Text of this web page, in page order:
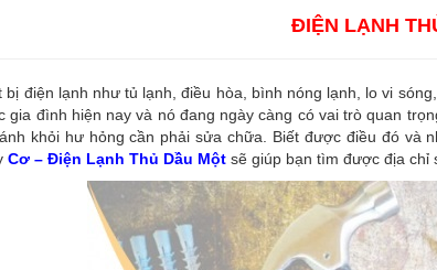
ĐIỆN LẠNH
bị điện lạnh như tủ lạnh, điều hòa, bình nóng lạnh, lo vi
gia đình hiện nay và nó đang ngày càng có vai trò quan
khỏi hư hỏng cần phải sửa chữa. Biết được điều đó và
Cơ – Điện Lạnh Thủ Dầu Một sẽ giúp bạn tìm được địa chỉ